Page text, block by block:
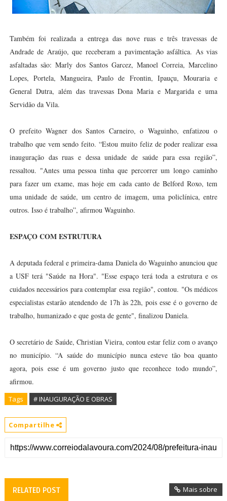
Também foi realizada a entrega das nove ruas e três travessas de
Andrade de Araújo, que receberam a pavimentação asfáltica. As vias
asfaltadas são: Marly dos Santos Garcez, Manoel Correia, Marcelino
Lopes, Portela, Mangueira, Paulo de Frontin, Ipauçu, Mouraria e
General Dutra, além das travessas Dona Maria e Margarida e uma
Servidão da Vila.
O prefeito Wagner dos Santos Carneiro, o Waguinho, enfatizou o
trabalho que vem sendo feito. “Estou muito feliz de poder realizar essa
inauguração das ruas e dessa unidade de saúde para essa região”,
ressaltou. "Antes uma pessoa tinha que percorrer um longo caminho
para fazer um exame, mas hoje em cada canto de Belford Roxo, tem
uma unidade de saúde, um centro de imagem, uma policlínica, entre
outros. Isso é trabalho”, afirmou Waguinho.
ESPAÇO COM ESTRUTURA
A deputada federal e primeira-dama Daniela do Waguinho anunciou que
a USF terá "Saúde na Hora". "Esse espaço terá toda a estrutura e os
cuidados necessários para contemplar essa região", contou. "Os médicos
especialistas estarão atendendo de 17h às 22h, pois esse é o governo de
trabalho, humanizado e que gosta de gente", finalizou Daniela.
O secretário de Saúde, Christian Vieira, contou estar feliz com o avanço
no município. “A saúde do município nunca esteve tão boa quanto
agora, pois esse é um governo justo que reconhece todo mundo”,
afirmou.
Tags # INAUGURAÇÃO E OBRAS
Compartilhe
RELATED POST Mais sobre